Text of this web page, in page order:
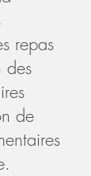
repas
des
de